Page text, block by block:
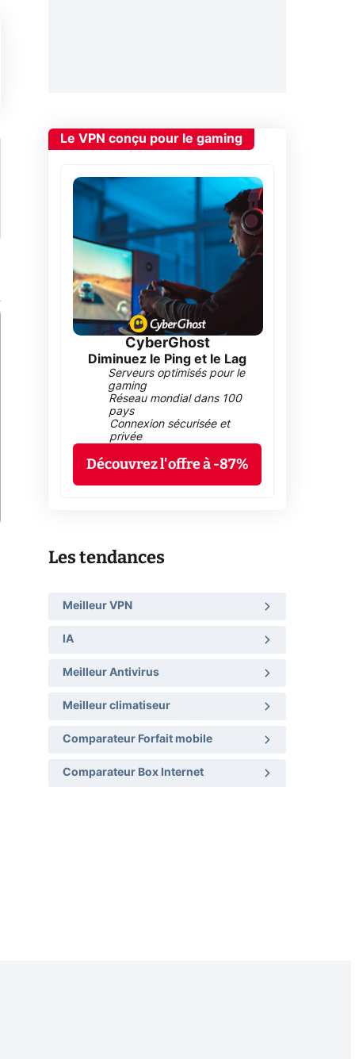
Le VPN conçu pour le gaming
CyberGhost
Diminuez le Ping et le Lag
Serveurs optimisés pour le
gaming
Réseau mondial dans 100
pays
Connexion sécurisée et
privée
Découvrez l'offre à -87%
Les tendances
Meilleur VPN
IA
Meilleur Antivirus
Meilleur climatiseur
Comparateur Forfait mobile
Comparateur Box Internet